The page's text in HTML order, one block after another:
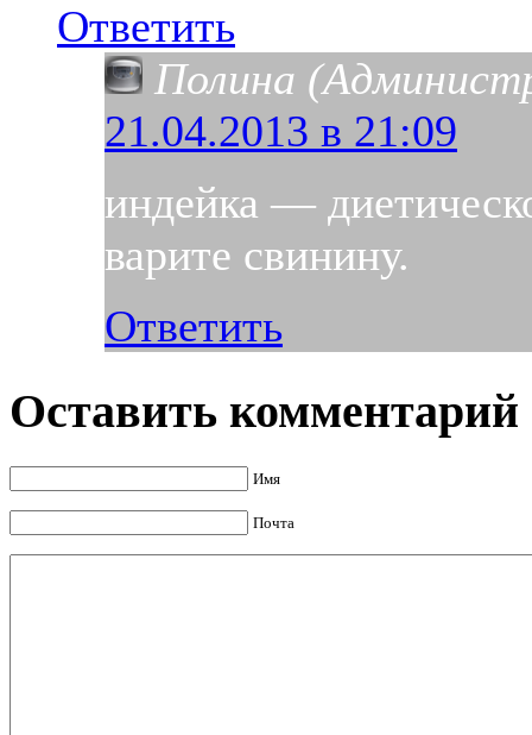
Ответить
Полина
21.04.2013 в 21:09
индейка —
варите свинину.
Ответить
Оставить комментарий
Имя
Почта